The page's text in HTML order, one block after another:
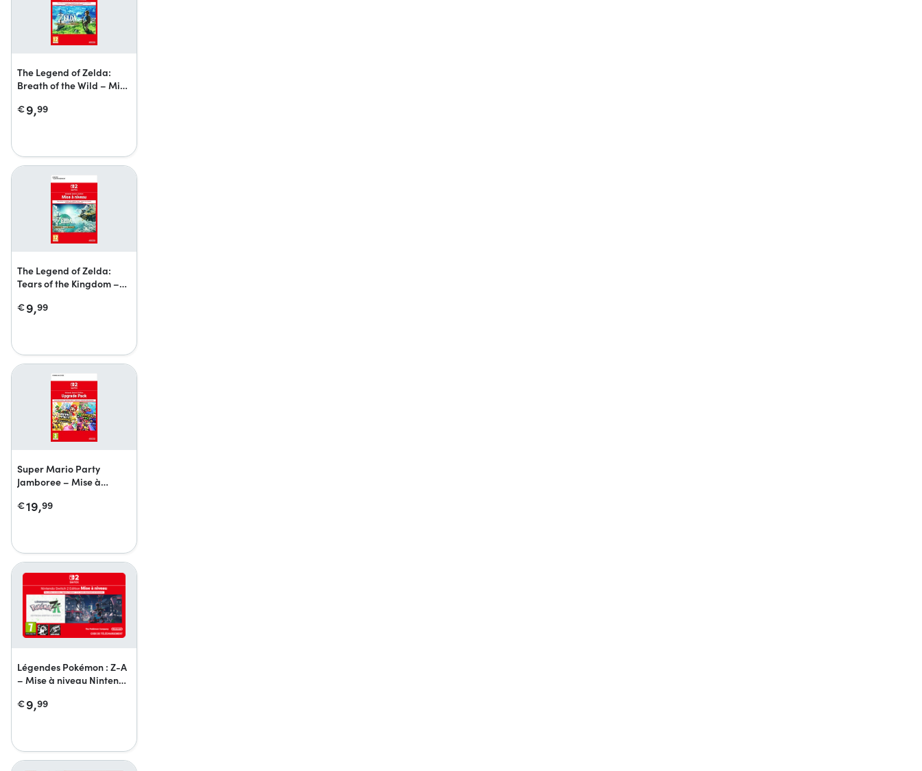
The Legend of Zelda:
Breath of the Wild – Mise
2 Edition
€9,99
The Legend of Zelda:
Tears of the Kingdom –
Switch 2 Edition
€9,99
Super Mario Party
Jamboree – Mise à
Edition + Jamboree TV +
€19,99
Légendes Pokémon : Z-A
– Mise à niveau Nintendo
€9,99